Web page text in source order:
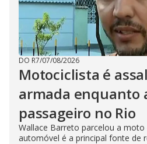
DO R7/07/08/2026
Motociclista é
armada enquanto
passageiro no Rio
Wallace Barreto parcelou a moto
automóvel é a principal fonte de